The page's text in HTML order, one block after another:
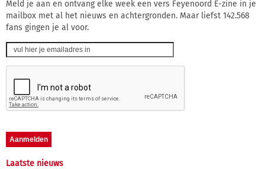
Meld je aan en ontvang elke week een vers Feyenoord E-zine in je
mailbox met al het nieuws en achtergronden. Maar liefst 142.568
fans gingen je al voor.
Laatste nieuws